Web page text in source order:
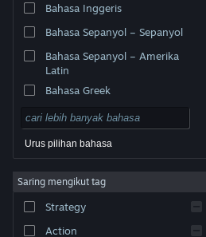
© Valve Corporation. Hak cipta terpelihara. Semua
tanda dagangan ialah hak milik pemilik masing-masing
Perundangan|Accessibility
Steam| Bayaran balik
Bahasa Inggeris
Bahasa Sepanyol – Sepanyol
Bahasa Sepanyol – Amerika
Latin
Bahasa Greek
Urus pilihan bahasa
Saring mengikut tag
Strategy
Action